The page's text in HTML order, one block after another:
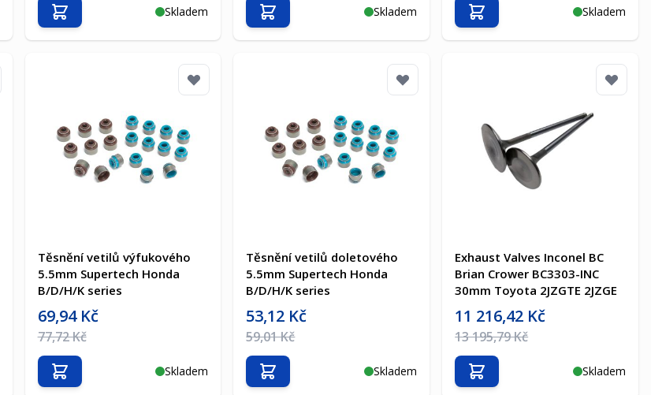
Skladem
Přidat do košíku Skladem
Přidat do košíku Skladem
Přidat do košíku
Těsnění vetilů výfukového
5.5mm Supertech Honda
B/D/H/K series
Akční cena
69,94 Kč
Běžná cena
77,72 Kč
Skladem
Přidat do košíku
Těsnění vetilů doletového
5.5mm Supertech Honda
B/D/H/K series
Akční cena
53,12 Kč
Běžná cena
59,01 Kč
Skladem
Přidat do košíku
Exhaust Valves Inconel BC
Brian Crower BC3303-INC
30mm Toyota 2JZGTE 2JZGE
Akční cena
11 216,42 Kč
Běžná cena
13 195,79 Kč
Skladem
Přidat do košíku